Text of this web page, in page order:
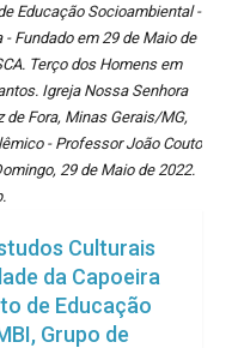
Educação Socioambiental -
- Fundado em 29 de Maio de
Terço dos Homens em
Igreja Nossa Senhora
de Fora, Minas Gerais/MG,
- Professor João Couto
29 de Maio de 2022.
Culturais
da Capoeira
de Educação
Grupo de